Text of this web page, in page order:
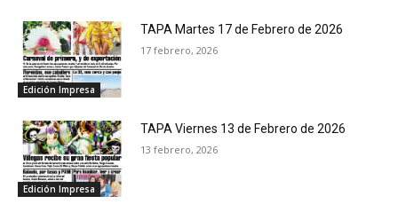
Edición Impresa
TAPA Martes 17 de Febrero de 2026
17 febrero, 2026
Edición Impresa
TAPA Viernes 13 de Febrero de 2026
13 febrero, 2026